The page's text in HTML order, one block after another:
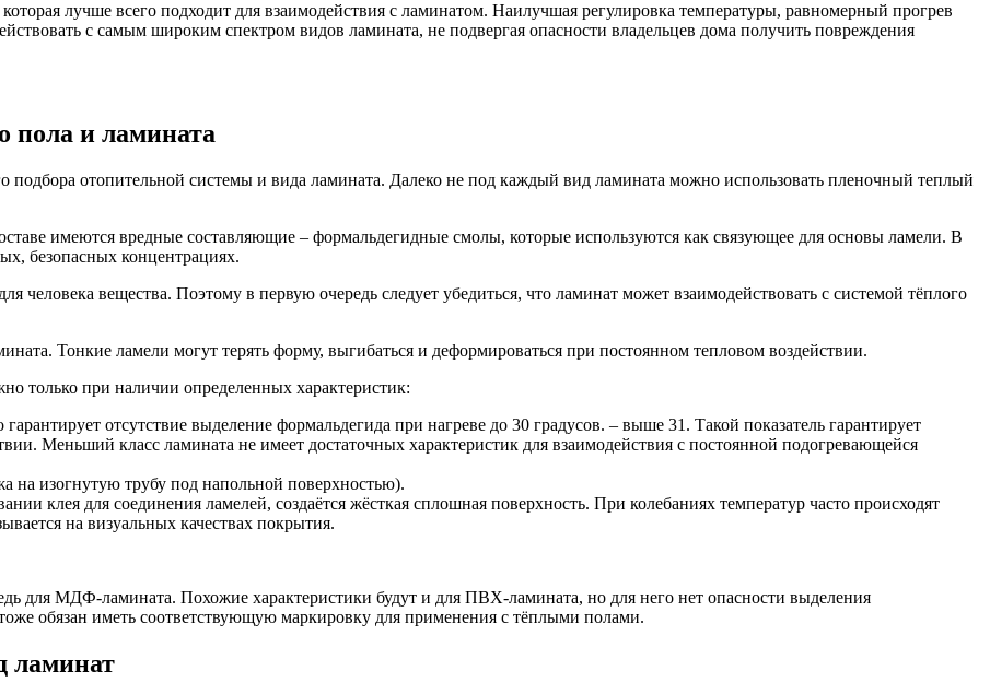
лучше всего подходит для взаимодействия с ламинатом. Наилучшая регулировка температуры, равномерный прогрев
с самым широким спектром видов ламината, не подвергая опасности владельцев дома получить повреждения
пола и ламината
подбора отопительной системы и вида ламината. Далеко не под каждый вид ламината можно использовать пленочный теплый
имеются вредные составляющие – формальдегидные смолы, которые используются как связующее для основы ламели. В
безопасных концентрациях.
человека вещества. Поэтому в первую очередь следует убедиться, что ламинат может взаимодействовать с системой тёплого
Тонкие ламели могут терять форму, выгибаться и деформироваться при постоянном тепловом воздействии.
только при наличии определенных характеристик:
отсутствие выделение формальдегида при нагреве до 30 градусов. – выше 31. Такой показатель гарантирует
Меньший класс ламината не имеет достаточных характеристик для взаимодействия с постоянной подогревающейся
на изогнутую трубу под напольной поверхностью).
клея для соединения ламелей, создаётся жёсткая сплошная поверхность. При колебаниях температур часто происходят
на визуальных качествах покрытия.
для МДФ-ламината. Похожие характеристики будут и для ПВХ-ламината, но для него нет опасности выделения
обязан иметь соответствующую маркировку для применения с тёплыми полами.
ламинат